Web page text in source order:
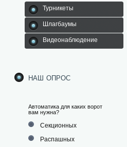
Турникеты
Шлагбаумы
Видеонаблюдение
наш опрос
Автоматика для каких ворот
вам нужна?
Секционных
Распашных